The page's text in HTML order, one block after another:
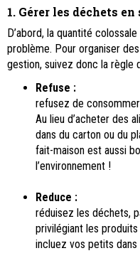
1. Gérer les déchets en
D’abord, la quantité
problème. Pour organiser
gestion, suivez donc la règle
Refuse :
refusez de
Au lieu d’acheter des
dans du carton ou du
fait-maison est aussi
l’environnement !
Reduce :
réduisez les déchets,
privilégiant les produits
incluez vos petits